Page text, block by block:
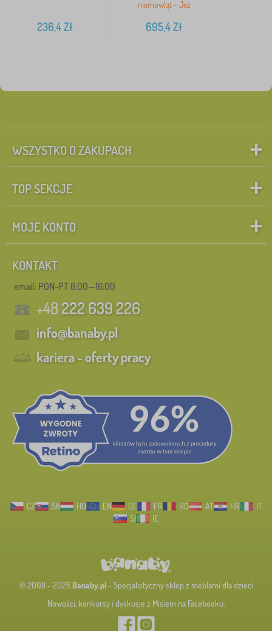
236,4Zł
niemowląt - Jeż
695,4Zł
WSZYSTKO O ZAKUPACH
TOP SEKCJE
MOJE KONTO
KONTAKT
email: PON-PT 8:00—16:00
+48222 639 226
info@banaby.pl
kariera - oferty pracy
CZ SK HU EN DE FR RO AT HR
IT
SI
IE
© 2008 - 2026 Banaby.pl- Specjalistyczny sklep z meblami dla dzieci
Nowości, konkursy i dyskusje z Misiem na Facebooku.